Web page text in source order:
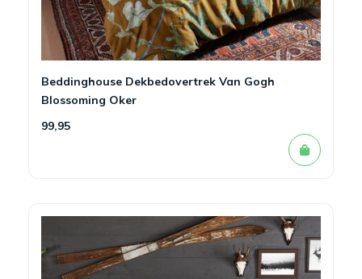
Beddinghouse Dekbedovertrek Van Gogh
Blossoming Oker
99,95